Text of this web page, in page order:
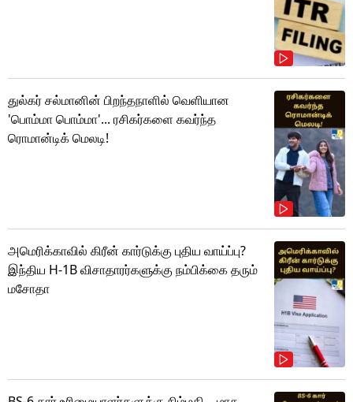
துல்கர் சல்மானின் பிறந்தநாளில் வெளியான
'பொம்மா பொம்மா'... ரசிகர்களை கவர்ந்த
ரொமான்டிக் மெலடி!
அமெரிக்காவில் கிரீன் கார்டுக்கு புதிய வாய்ப்பு?
இந்திய H-1B விசாதாரர்களுக்கு நம்பிக்கை தரும்
மசோதா